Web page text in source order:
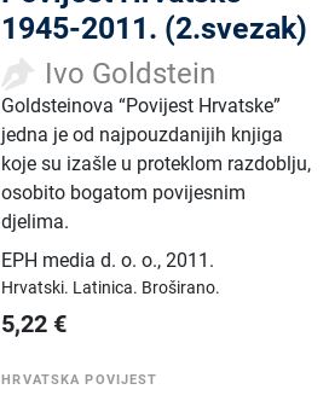
1945-2011. (2.svezak)
Ivo Goldstein
Goldsteinova “Povijest Hrvatske”
jedna je od najpouzdanijih knjiga
koje su izašle u proteklom razdoblju,
osobito bogatom povijesnim
djelima.
EPH media d. o. o.,2011.
Hrvatski. Latinica. Broširano.
5,22 €
HRVATSKA POVIJEST